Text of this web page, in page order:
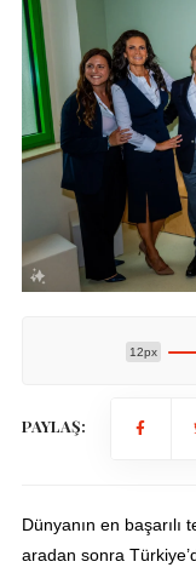
12px
PAYLAŞ:
Dünyanın en
aradan sonra